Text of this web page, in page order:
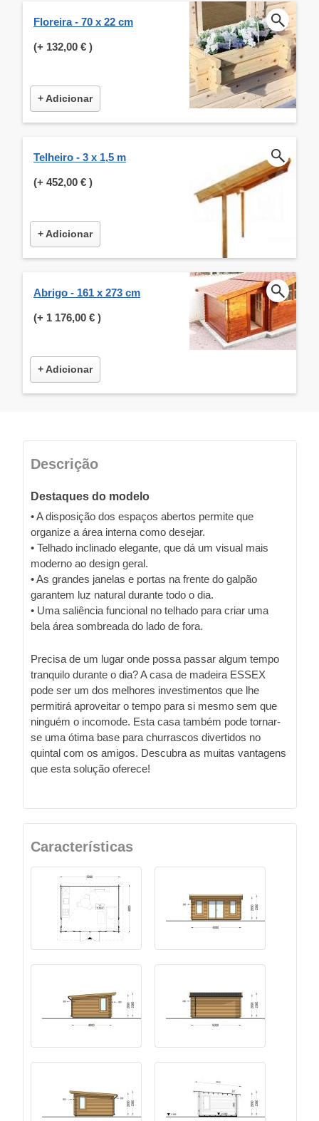
Floreira - 70 x 22 cm
(+ 132,00 € )
+ Adicionar
Telheiro - 3 x 1,5 m
(+ 452,00 € )
+ Adicionar
Abrigo - 161 x 273 cm
(+ 1 176,00 € )
+ Adicionar
Descrição
Destaques do modelo
• A disposição dos espaços abertos permite que
organize a área interna como desejar.
• Telhado inclinado elegante, que dá um visual mais
moderno ao design geral.
• As grandes janelas e portas na frente do galpão
garantem luz natural durante todo o dia.
• Uma saliência funcional no telhado para criar uma
bela área sombreada do lado de fora.
Precisa de um lugar onde possa passar algum tempo
tranquilo durante o dia? A casa de madeira ESSEX
pode ser um dos melhores investimentos que lhe
permitirá aproveitar o tempo para si mesmo sem que
ninguém o incomode. Esta casa também pode tornar-
se uma ótima base para churrascos divertidos no
quintal com os amigos. Descubra as muitas vantagens
que esta solução oferece!
Características